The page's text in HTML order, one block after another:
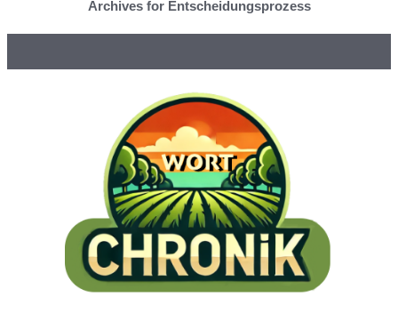
Archives for Entscheidungsprozess